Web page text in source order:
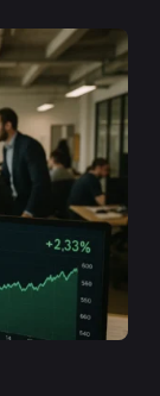
0,5%. SAAB
119% YTD,
av Sandvik
Tele2. Följ
9–
och
för
investering på
Stockholmsbörsen.